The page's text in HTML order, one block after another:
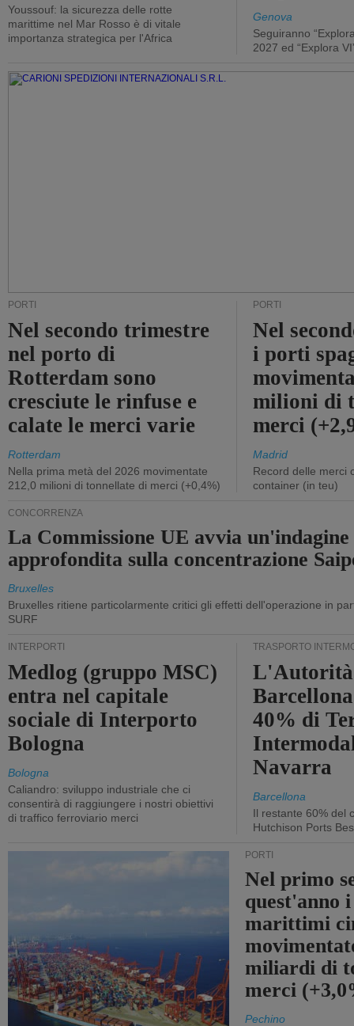
Youssouf: la sicurezza delle rotte
marittime nel Mar Rosso è di vitale
importanza strategica per l'Africa
Genova
Seguiranno
2027 ed “Explora
PORTI
Nel secondo trimestre
nel porto di
Rotterdam sono
cresciute le rinfuse e
calate le merci varie
Rotterdam
Nella prima metà del 2026 movimentate
212,0 milioni di tonnellate di merci (+0,4%)
PORTI
Nel
i porti
milioni di
merci
Madrid
Record delle merci
container (in teu)
CONCORRENZA
La Commissione UE avvia un'indagine
approfondita sulla concentrazione
Bruxelles
Bruxelles ritiene particolarmente critici gli effetti dell'operazione in
SURF
INTERPORTI
Medlog (gruppo MSC)
entra nel capitale
sociale di Interporto
Bologna
Bologna
Caliandro: sviluppo industriale che ci
consentirà di raggiungere i nostri obiettivi
di traffico ferroviario merci
TRASPORTO
40% di
Navarra
Barcellona
Il restante 60% del
Hutchison Ports
PORTI
Nel primo
quest'anno
marittimi
miliardi di
merci
Pechino